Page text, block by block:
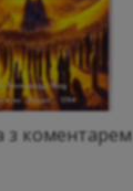
з коментарем